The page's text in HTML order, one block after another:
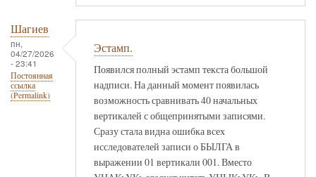
Шагиев
пн,
04/27/2026
- 23:41
Постоянная
ссылка
(Permalink)
Эстамп.
Появился полный эстамп текста большой
надписи. На данный момент появилась
возможность сравнивать 40 начальных
вертикалей с общепринятыми записями.
Сразу стала видна ошибка всех
исследователей записи о БЫЛГА в
выражении 01 вертикали 001. Вместо